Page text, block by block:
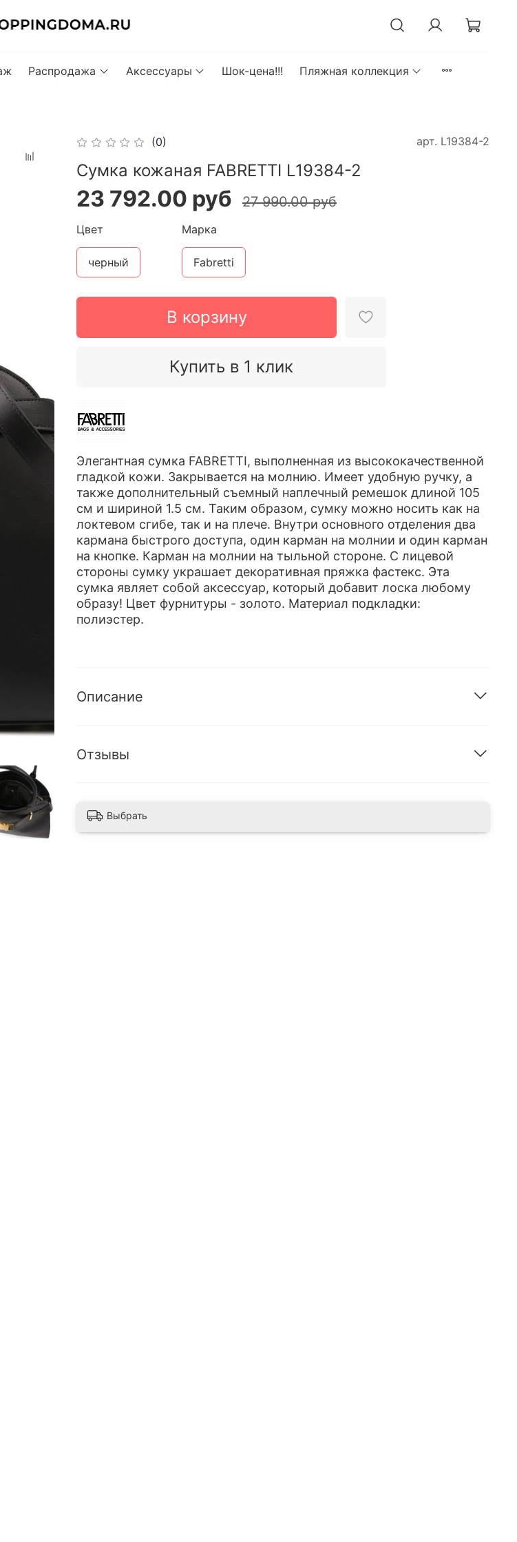
Распродажа Аксессуары Шок-цена!!! Пляжная коллекция
(0) арт. L19384-2
Сумка кожаная FABRETTI L19384-2
23 792.00 руб 27 990.00 руб
В корзину
Купить в 1 клик
Цвет
черный
Марка
Fabretti
Элегантная сумка FABRETTI, выполненная из высококачественной
гладкой кожи. Закрывается на молнию. Имеет удобную ручку, а
также дополнительный съемный наплечный ремешок длиной 105
см и шириной 1.5 см. Таким образом, сумку можно носить как на
локтевом сгибе, так и на плече. Внутри основного отделения два
кармана быстрого доступа, один карман на молнии и один карман
на кнопке. Карман на молнии на тыльной стороне. С лицевой
стороны сумку украшает декоративная пряжка фастекс. Эта
сумка являет собой аксессуар, который добавит лоска любому
образу! Цвет фурнитуры - золото. Материал подкладки:
полиэстер.
Описание
Отзывы
Выбрать